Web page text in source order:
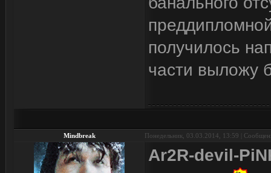
получилось
части выложу
Mindbreak Понедельник, 03.03.2014, 13:59 |
Ar2R-devil-